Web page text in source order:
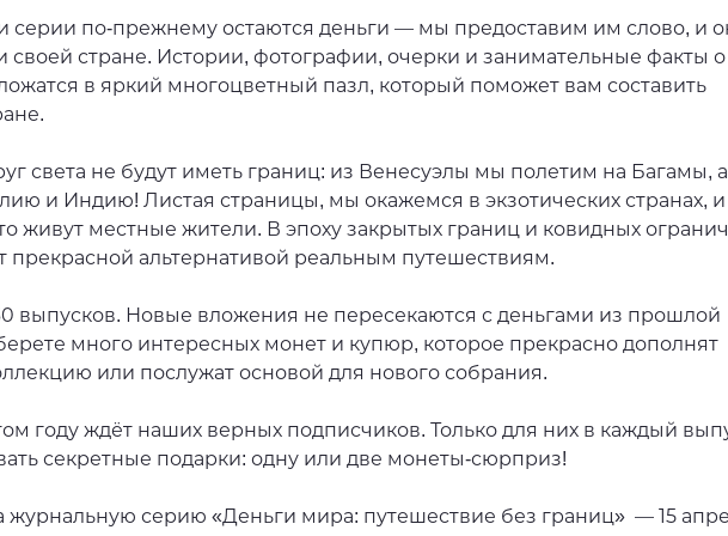
серии по-прежнему остаются деньги — мы предоставим им слово, и
своей стране. Истории, фотографии, очерки и занимательные факты о
в яркий многоцветный пазл, который поможет вам составить
света не будут иметь границ: из Венесуэлы мы полетим на Багамы, а
и Индию! Листая страницы, мы окажемся в экзотических странах, и
живут местные жители. В эпоху закрытых границ и ковидных
прекрасной альтернативой реальным путешествиям.
выпусков. Новые вложения не пересекаются с деньгами из прошлой
много интересных монет и купюр, которое прекрасно дополнят
или послужат основой для нового собрания.
году ждёт наших верных подписчиков. Только для них в каждый
секретные подарки: одну или две монеты-сюрприз!
журнальную серию «Деньги мира: путешествие без границ» — 15